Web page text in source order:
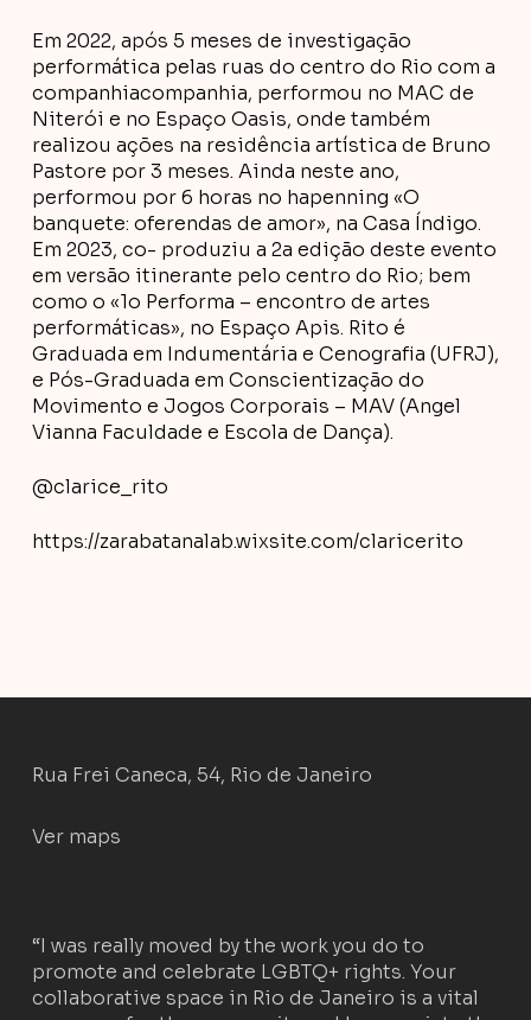
Em 2022, após 5 meses de investigação
performática pelas ruas do centro do Rio com a
companhiacompanhia, performou no MAC de
Niterói e no Espaço Oasis, onde também
realizou ações na residência artística de Bruno
Pastore por 3 meses. Ainda neste ano,
performou por 6 horas no hapenning «O
banquete: oferendas de amor», na Casa Índigo.
Em 2023, co- produziu a 2a edição deste evento
em versão itinerante pelo centro do Rio; bem
como o «1o Performa – encontro de artes
performáticas», no Espaço Apis. Rito é
Graduada em Indumentária e Cenografia (UFRJ),
e Pós-Graduada em Conscientização do
Movimento e Jogos Corporais – MAV (Angel
Vianna Faculdade e Escola de Dança).
@clarice_rito
https://zarabatanalab.wixsite.com/claricerito
Rua Frei Caneca, 54, Rio de Janeiro
Ver maps
“I was really moved by the work you do to
promote and celebrate LGBTQ+ rights. Your
collaborative space in Rio de Janeiro is a vital